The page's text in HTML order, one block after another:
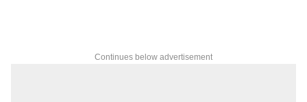
Continues below advertisement